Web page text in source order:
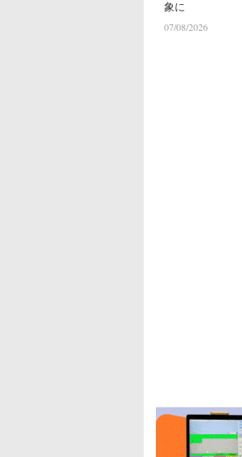
象に
07/08/2026